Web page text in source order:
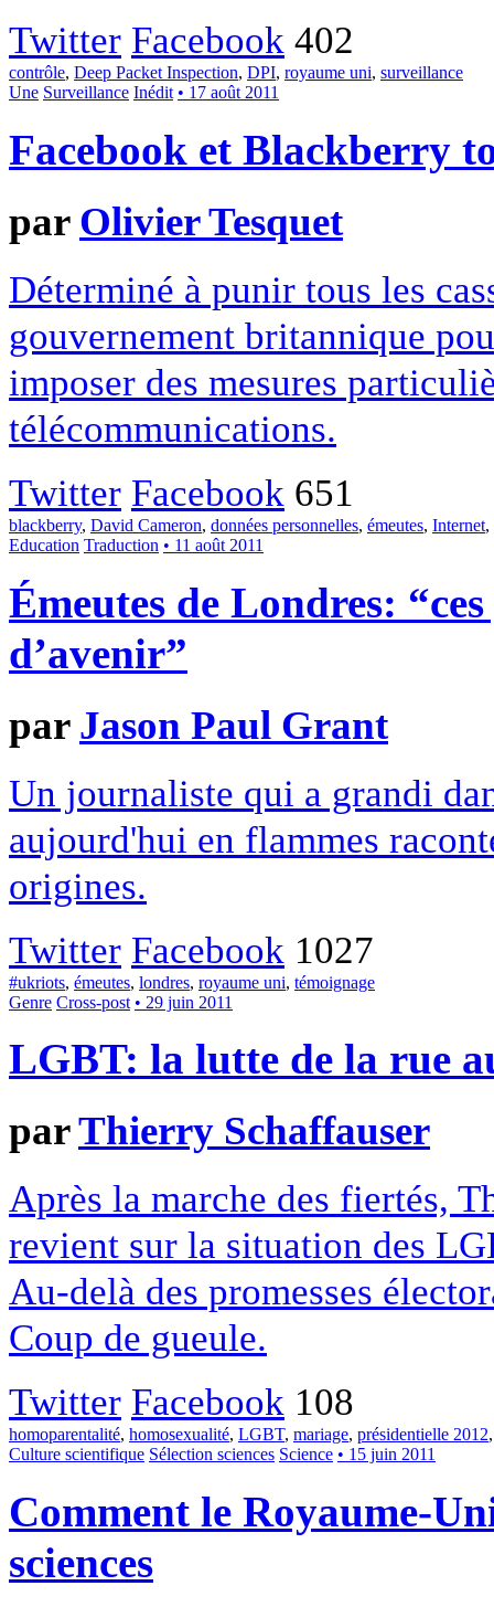
Twitter Facebook 402
contrôle, Deep Packet Inspection, DPI, royaume uni, surveillance
Une Surveillance Inédit • 17 août 2011
Facebook et Blackberry
par Olivier Tesquet
Déterminé à punir tous les
gouvernement britannique
imposer des mesures
télécommunications.
Twitter Facebook 651
blackberry, David Cameron, données personnelles, émeutes, Internet,
Education Traduction • 11 août 2011
Émeutes de Londres:
d’avenir”
par Jason Paul Grant
Un journaliste qui a grandi
aujourd'hui en flammes
origines.
Twitter Facebook 1027
#ukriots, émeutes, londres, royaume uni, témoignage
Genre Cross-post • 29 juin 2011
LGBT: la lutte de la rue
parThierry Schaffauser
Après la marche des fiertés,
revient sur la situation des
Au-delà des promesses
Coup de gueule.
Twitter Facebook 108
homoparentalité, homosexualité, LGBT, mariage, présidentielle 2012
Culture scientifique Sélection sciences Science • 15 juin 2011
Comment le Royaume-
sciences